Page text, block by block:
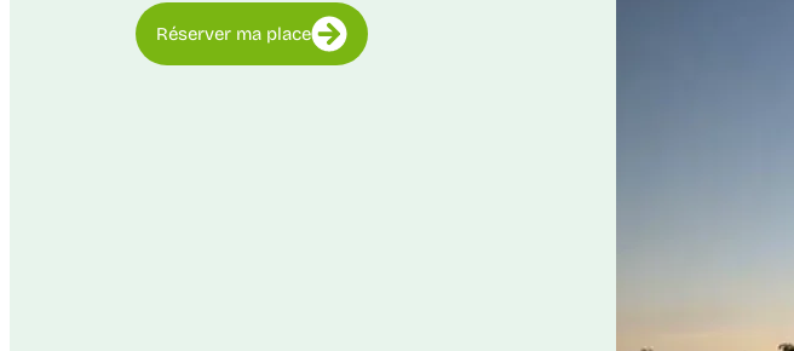
Réserver ma place